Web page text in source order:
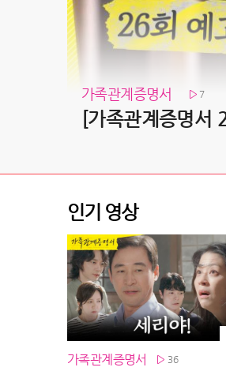
가족관계증명서 7
인기 영상
가족관계증명서 36